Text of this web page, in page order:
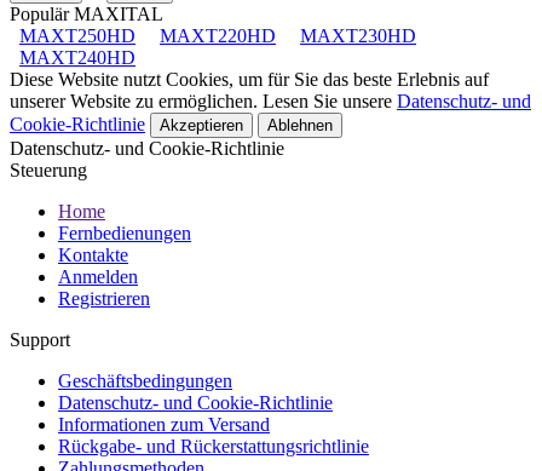
Populär MAXITAL
MAXT250HD
MAXT220HD
MAXT230HD
MAXT240HD
Diese Website nutzt Cookies, um für Sie das beste Erlebnis auf
unserer Website zu ermöglichen. Lesen Sie unsere Datenschutz- und
Cookie-Richtlinie
Akzeptieren Ablehnen
Datenschutz- und Cookie-Richtlinie
Steuerung
Home
Fernbedienungen
Kontakte
Anmelden
Registrieren
Support
Geschäftsbedingungen
Datenschutz- und Cookie-Richtlinie
Informationen zum Versand
Rückgabe- und Rückerstattungsrichtlinie